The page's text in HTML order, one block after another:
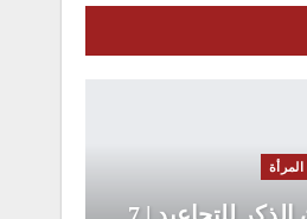
المرأة